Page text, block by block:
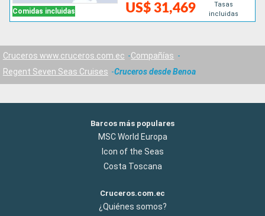
Comidas incluidas US$ 31,469
Tasas
incluidas
Cruceros www.cruceros.com.ec
Compañías
Regent Seven Seas Cruises
Cruceros desde Benoa
Barcos más populares
MSC World Europa
Icon of the Seas
Costa Toscana
Cruceros.com.ec
¿Quiénes somos?